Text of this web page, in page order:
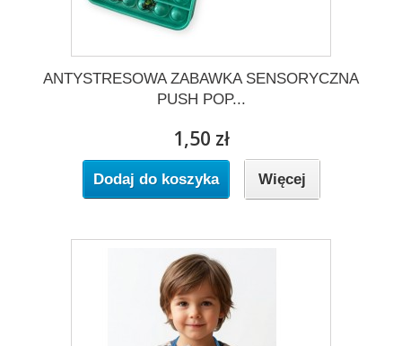
ANTYSTRESOWA ZABAWKA SENSORYCZNA
PUSH POP...
1,50 zł
Dodaj do koszyka Więcej